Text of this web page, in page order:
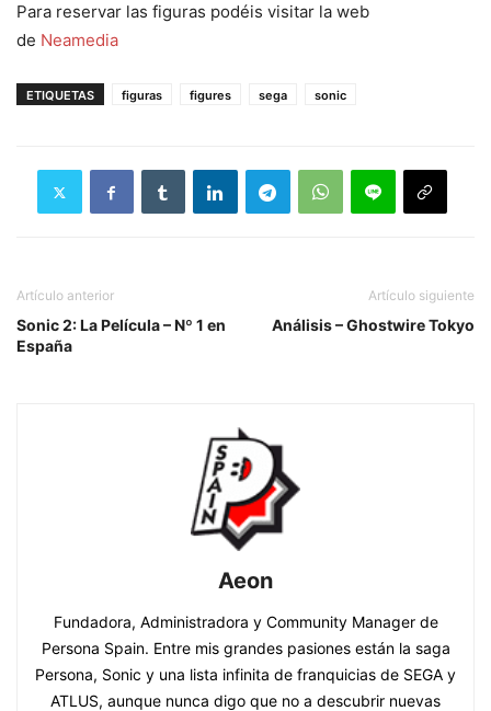
Para reservar las figuras podéis visitar la web
de Neamedia
ETIQUETAS figuras figures sega sonic
Artículo anterior
Sonic 2: La Película – Nº 1 en
España
Artículo siguiente
Análisis – Ghostwire Tokyo
Aeon
Fundadora, Administradora y Community Manager de
Persona Spain. Entre mis grandes pasiones están la saga
Persona, Sonic y una lista infinita de franquicias de SEGA y
ATLUS, aunque nunca digo que no a descubrir nuevas